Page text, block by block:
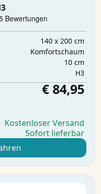
140 x 200 cm
Komfortschaum
10 cm
H3
€ 84,95
Kostenloser Versand
Sofort lieferbar